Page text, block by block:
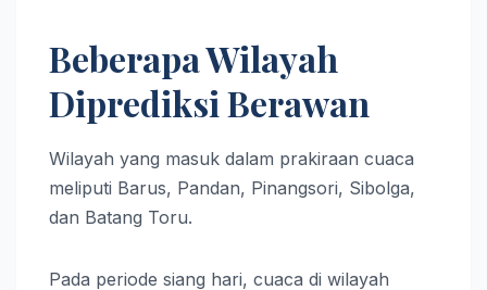
Beberapa Wilayah
Diprediksi Berawan
Wilayah yang masuk dalam prakiraan cuaca
meliputi Barus, Pandan, Pinangsori, Sibolga,
dan Batang Toru.
Pada periode siang hari, cuaca di wilayah